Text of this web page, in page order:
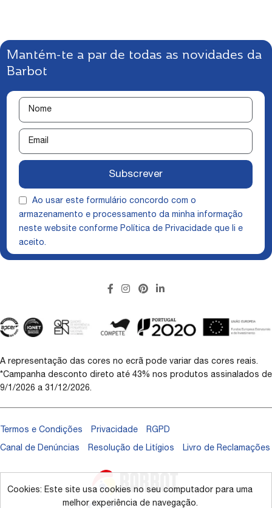
Cookies: Este site usa cookies no seu computador para uma
melhor experiência de navegação.
Mantém-te a par de todas as novidades da
Barbot
Ao usar este formulário concordo com o
armazenamento e processamento da minha informação
neste website conforme Política de Privacidade que li e
aceito.
Subscrever
A representação das cores no ecrã pode variar das cores reais.
*Campanha desconto direto até 43% nos produtos assinalados de
9/1/2026 a 31/12/2026.
Termos e Condições Privacidade RGPD
Canal de Denúncias Resolução de Litígios Livro de Reclamações